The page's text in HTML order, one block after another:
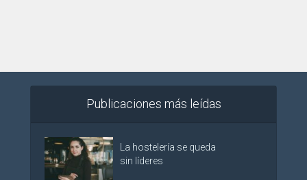
Publicaciones más leídas
La hostelería se queda
sin líderes